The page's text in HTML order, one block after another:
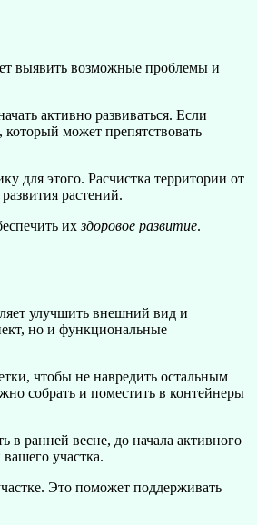
выявить возможные проблемы и
активно развиваться. Если
может препятствовать
для этого. Расчистка территории от
растений.
ихздоровое развитие.
улучшить внешний вид и
но и функциональные
чтобы не навредить остальным
собрать и поместить в контейнеры
в ранней весне, до начала активного
участка.
Это поможет поддерживать